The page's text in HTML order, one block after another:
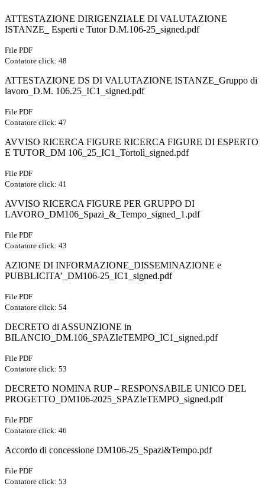
ATTESTAZIONE DIRIGENZIALE DI VALUTAZIONE
ISTANZE_ Esperti e Tutor D.M.106-25_signed.pdf
File PDF
Contatore click: 48
ATTESTAZIONE DS DI VALUTAZIONE ISTANZE_Gruppo di
lavoro_D.M. 106.25_IC1_signed.pdf
File PDF
Contatore click: 47
AVVISO RICERCA FIGURE RICERCA FIGURE DI ESPERTO
E TUTOR_DM 106_25_IC1_Tortolì_signed.pdf
File PDF
Contatore click: 41
AVVISO RICERCA FIGURE PER GRUPPO DI
LAVORO_DM106_Spazi_&_Tempo_signed_1.pdf
File PDF
Contatore click: 43
AZIONE DI INFORMAZIONE_DISSEMINAZIONE e
PUBBLICITA’_DM106-25_IC1_signed.pdf
File PDF
Contatore click: 54
DECRETO di ASSUNZIONE in
BILANCIO_DM.106_SPAZIeTEMPO_IC1_signed.pdf
File PDF
Contatore click: 53
DECRETO NOMINA RUP – RESPONSABILE UNICO DEL
PROGETTO_DM106-2025_SPAZIeTEMPO_signed.pdf
File PDF
Contatore click: 46
Accordo di concessione DM106-25_Spazi&Tempo.pdf
File PDF
Contatore click: 53